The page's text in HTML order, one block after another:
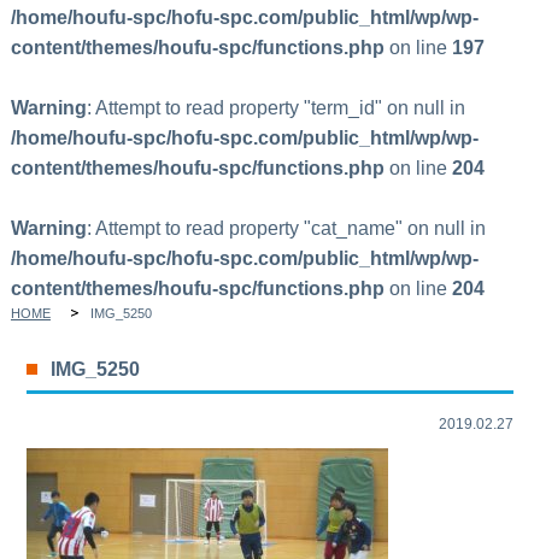
/home/houfu-spc/hofu-spc.com/public_html/wp/wp-
content/themes/houfu-spc/functions.php on line 197
Warning: Attempt to read property "term_id" on null in
/home/houfu-spc/hofu-spc.com/public_html/wp/wp-
content/themes/houfu-spc/functions.php on line 204
Warning: Attempt to read property "cat_name" on null in
/home/houfu-spc/hofu-spc.com/public_html/wp/wp-
content/themes/houfu-spc/functions.php on line 204
HOME IMG_5250
IMG_5250
2019.02.27